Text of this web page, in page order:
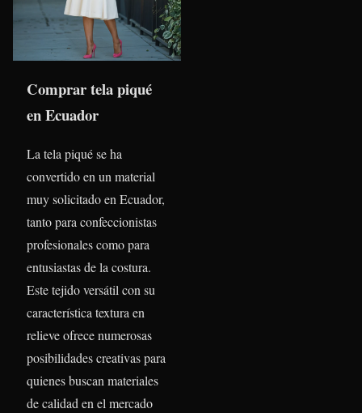
Comprar tela piqué
en Ecuador
La tela piqué se ha
convertido en un material
muy solicitado en Ecuador,
tanto para confeccionistas
profesionales como para
entusiastas de la costura.
Este tejido versátil con su
característica textura en
relieve ofrece numerosas
posibilidades creativas para
quienes buscan materiales
de calidad en el mercado